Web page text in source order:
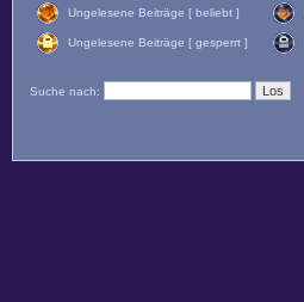
Ungelesene Beiträge [ beliebt ]
Ungelesene Beiträge [ gesperrt ]
Suche nach: